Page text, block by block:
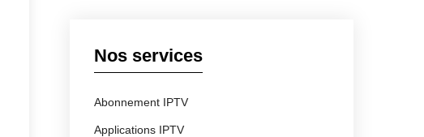
Nos services
Abonnement IPTV
Applications IPTV